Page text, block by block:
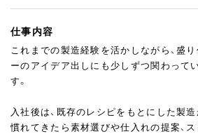
仕事内容
これまでの製造経験を活かしながら、盛
ーのアイデア出しにも少しずつ関わって
す。
入社後は、既存のレシピをもとにした製造
慣れてきたら素材選びや仕入れの提案、